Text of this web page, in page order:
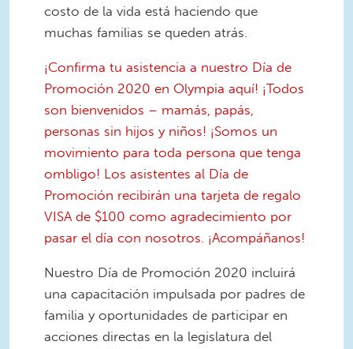
costo de la vida está haciendo que
muchas familias se queden atrás.
¡Confirma tu asistencia a nuestro Día de
Promoción 2020 en Olympia aquí! ¡Todos
son bienvenidos – mamás, papás,
personas sin hijos y niños! ¡Somos un
movimiento para toda persona que tenga
ombligo! Los asistentes al Día de
Promoción recibirán una tarjeta de regalo
VISA de $100 como agradecimiento por
pasar el día con nosotros. ¡Acompáñanos!
Nuestro Día de Promoción 2020 incluirá
una capacitación impulsada por padres de
familia y oportunidades de participar en
acciones directas en la legislatura del